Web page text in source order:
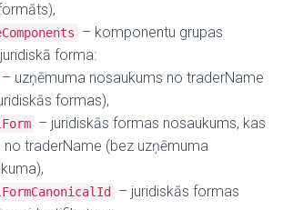
– komponentu grupas
forma:
– uzņēmuma nosaukums no traderName
formas),
– juridiskās formas nosaukums, kas
no traderName (bez uzņēmuma
– juridiskās formas